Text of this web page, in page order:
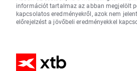
információt tartalmaz az abban megjelölt
kapcsolatos eredményekről, azok nem
előrejelzést a jövőbeli eredményekkel